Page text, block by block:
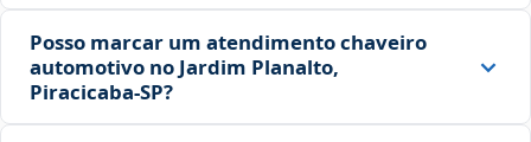
Posso marcar um atendimento chaveiro
automotivo no Jardim Planalto,
Piracicaba‑SP?